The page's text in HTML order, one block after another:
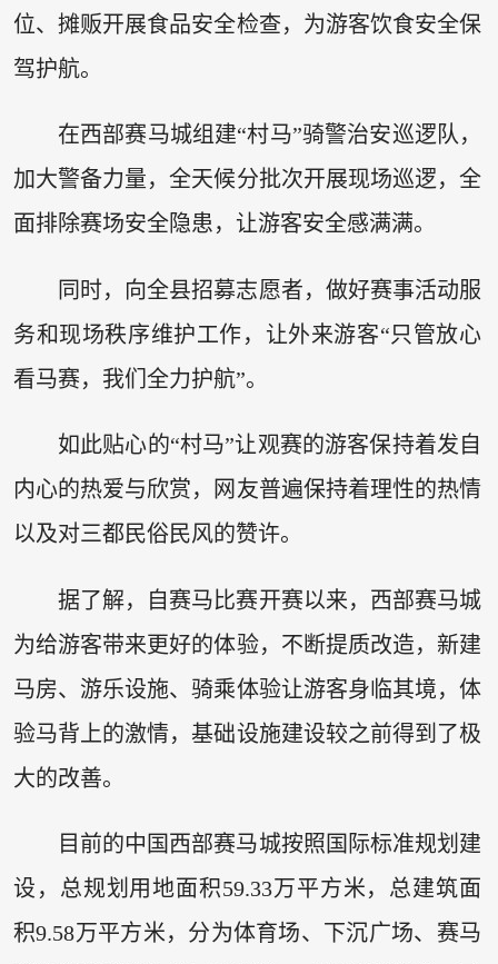
位、摊贩开展食品安全检查，为游客饮食安全保
驾护航。
在西部赛马城组建“村马”骑警治安巡逻队，
加大警备力量，全天候分批次开展现场巡逻，全
面排除赛场安全隐患，让游客安全感满满。
同时，向全县招募志愿者，做好赛事活动服
务和现场秩序维护工作，让外来游客“只管放心
看马赛，我们全力护航”。
如此贴心的“村马”让观赛的游客保持着发自
内心的热爱与欣赏，网友普遍保持着理性的热情
以及对三都民俗民风的赞许。
据了解，自赛马比赛开赛以来，西部赛马城
为给游客带来更好的体验，不断提质改造，新建
马房、游乐设施、骑乘体验让游客身临其境，体
验马背上的激情，基础设施建设较之前得到了极
大的改善。
目前的中国西部赛马城按照国际标准规划建
设，总规划用地面积59.33万平方米，总建筑面
积9.58万平方米，分为体育场、下沉广场、赛马